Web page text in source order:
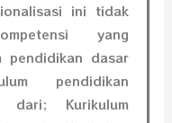
ini tidak
yang
pendidikan dasar
pendidikan
Kurikulum